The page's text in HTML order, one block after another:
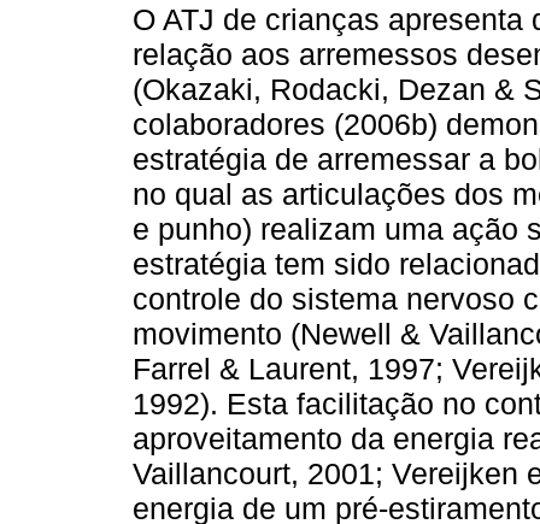
O ATJ de crianças
relação aos arremessos
(Okazaki, Rodacki, Dezan &
colaboradores (2006b)
estratégia de arremessar a
no qual as articulações dos
e punho) realizam uma ação
estratégia tem sido
controle do sistema nervoso
movimento (Newell &
Farrel & Laurent, 1997;
1992). Esta facilitação no
aproveitamento da energia
Vaillancourt, 2001; Vereijken
energia de um pré-